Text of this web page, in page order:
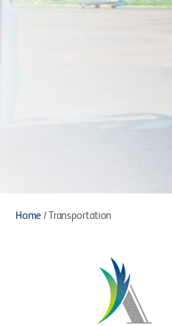
Home / Transportation